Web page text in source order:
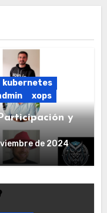
kubernetes
xops
y
de 2024